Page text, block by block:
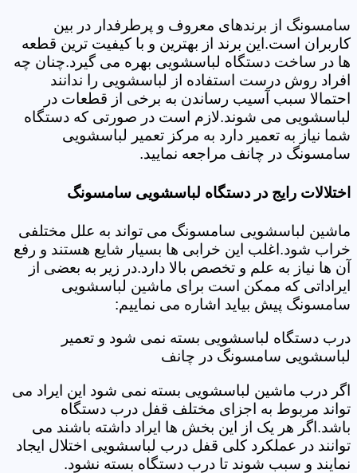
سامسونگ از برندهای معروف و پرطرفدار در بین
کاربران است.این برند از بهترین و با کیفیت ترین قطعه
ها در ساخت دستگاه لباسشویی بهره می گیرد.چنان چه
افراد روش درست استفاده از لباسشویی را ندانند
احتمالا سبب آسیب رساندن به برخی از قطعات در
لباسشویی می شوند.لازم است در صورتی که دستگاه
شما نیاز به تعمیر دارد به مرکز تعمیر لباسشویی
سامسونگ در چانف مراجعه نمایید.
اختلالات رایج در دستگاه لباسشویی سامسونگ
ماشین لباسشویی سامسونگ می تواند به علل مختلفی
خراب شود.اغلب این خرابی ها بسیار شایع هستند و رفع
آن ها نیاز به علم و تخصص بالا دارد.در زیر به بعضی از
ایراداتی که ممکن است برای ماشین لباسشویی
سامسونگ پیش بیاید اشاره می نماییم:
درب دستگاه لباسشویی بسته نمی شود و تعمیر
لباسشویی سامسونگ در چانف
اگر درب ماشین لباسشویی بسته نمی شود این ایراد می
تواند مربوط به اجزای مختلف قفل درب دستگاه
باشد.اگر هر یک از این بخش ها ایراد داشته باشند می
توانند در عملکرد کلی قفل درب لباسشویی اختلال ایجاد
نمایند و سبب شوند تا درب دستگاه بسته نشود.